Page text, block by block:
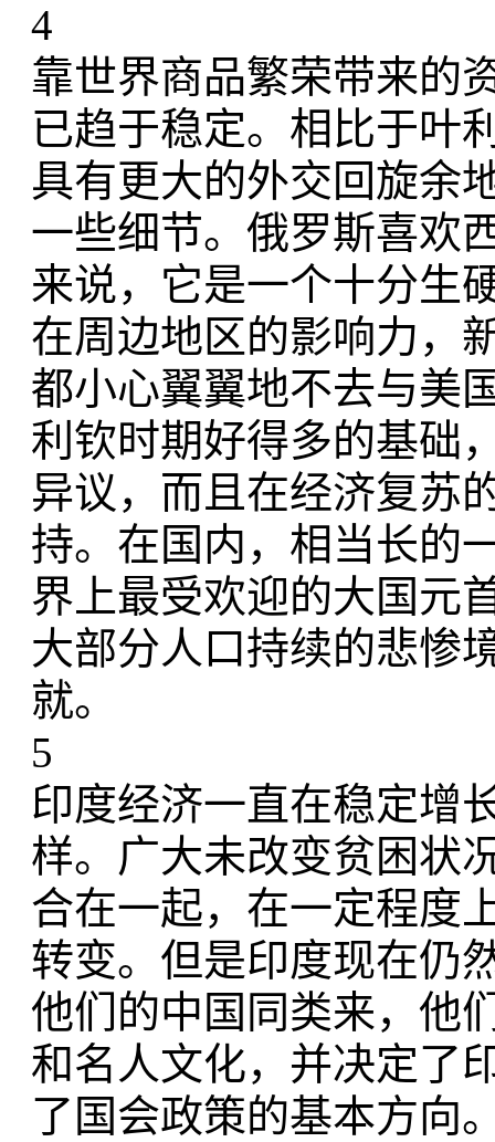
4
靠世界商品繁荣带来的
已趋于稳定。相比于叶
具有更大的外交回旋余
一些细节。俄罗斯喜欢
来说，它是一个十分生
在周边地区的影响力，
都小心翼翼地不去与美
利钦时期好得多的基础
异议，而且在经济复苏
持。在国内，相当长的
界上最受欢迎的大国元
大部分人口持续的悲惨
就。
5
印度经济一直在稳定增
样。广大未改变贫困状
合在一起，在一定程度
转变。但是印度现在仍
他们的中国同类来，他
和名人文化，并决定了
了国会政策的基本方向